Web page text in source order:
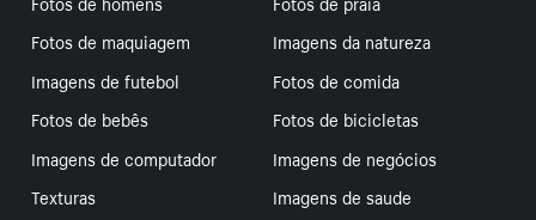
Fotos de maquiagem
Imagens da natureza
Imagens de futebol
Fotos de comida
Fotos de bebês
Fotos de bicicletas
Imagens de computador
Imagens de negócios
Texturas
Imagens de saude